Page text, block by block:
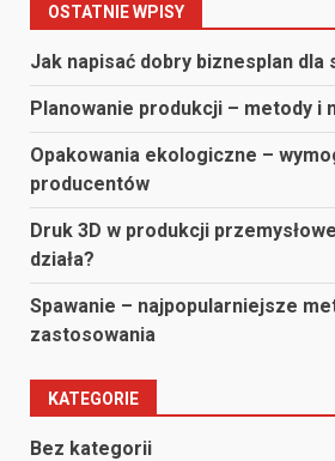
wpisach
OSTATNIE WPISY
Jak napisać dobry biznesplan dla
Planowanie produkcji – metody i
Opakowania ekologiczne –
producentów
Druk 3D w produkcji
działa?
Spawanie – najpopularniejsze
zastosowania
KATEGORIE
Bez kategorii